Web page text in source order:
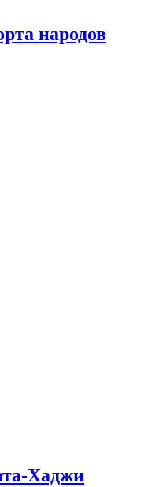
народов
Хаджи